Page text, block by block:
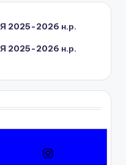
2025-2026 н.р.
2025-2026 н.р.